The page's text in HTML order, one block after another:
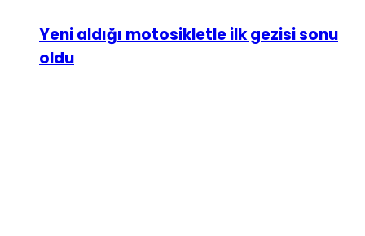
Yeni aldığı motosikletle ilk gezisi sonu
oldu